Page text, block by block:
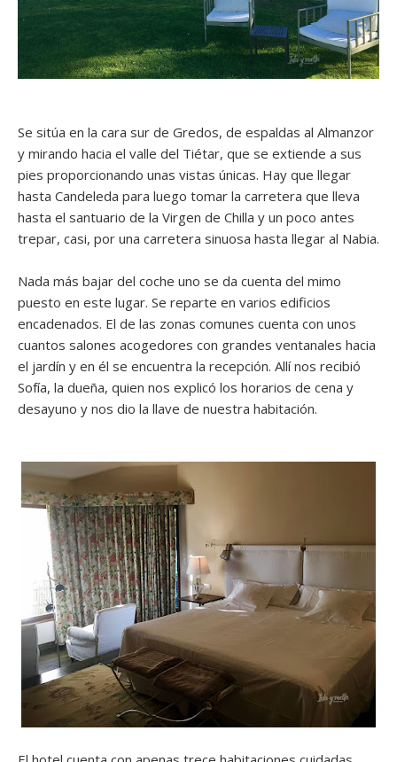
Se sitúa en la cara sur de Gredos, de espaldas al Almanzor
y mirando hacia el valle del Tiétar, que se extiende a sus
pies proporcionando unas vistas únicas. Hay que llegar
hasta Candeleda para luego tomar la carretera que lleva
hasta el santuario de la Virgen de Chilla y un poco antes
trepar, casi, por una carretera sinuosa hasta llegar al Nabia.
Nada más bajar del coche uno se da cuenta del mimo
puesto en este lugar. Se reparte en varios edificios
encadenados. El de las zonas comunes cuenta con unos
cuantos salones acogedores con grandes ventanales hacia
el jardín y en él se encuentra la recepción. Allí nos recibió
Sofía, la dueña, quien nos explicó los horarios de cena y
desayuno y nos dio la llave de nuestra habitación.